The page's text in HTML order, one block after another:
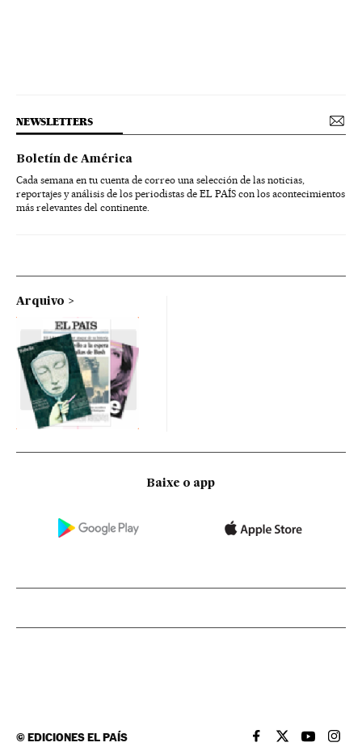
NEWSLETTERS
Boletín de América
Cada semana en tu cuenta de correo una selección de las noticias,
reportajes y análisis de los periodistas de EL PAÍS con los acontecimientos
más relevantes del continente.
Arquivo
Baixe o app
©EDICIONES EL PAÍS EL PAÍS BRASIL EN
EL PAÍSEL PAÍS
EL